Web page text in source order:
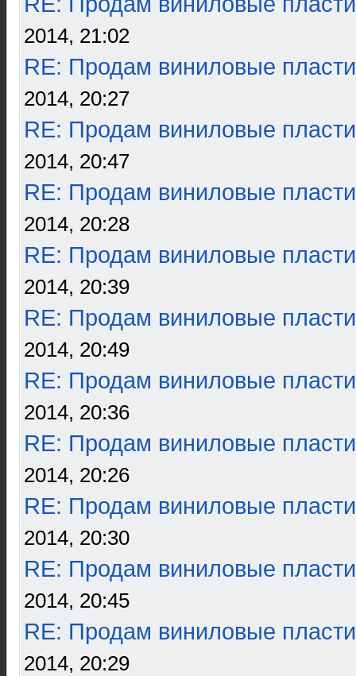
2014, 21:02
RE: Продам виниловые
2014, 20:27
RE: Продам виниловые
2014, 20:47
RE: Продам виниловые
2014, 20:28
RE: Продам виниловые
2014, 20:39
RE: Продам виниловые
2014, 20:49
RE: Продам виниловые
2014, 20:36
RE: Продам виниловые
2014, 20:26
RE: Продам виниловые
2014, 20:30
RE: Продам виниловые
2014, 20:45
RE: Продам виниловые
2014, 20:29